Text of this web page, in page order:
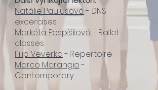
Natálie Paulusová- DNS
excercises
Markéta Pospíšilová - Ballet
classes
Filip Veverka- Repertoire
Marco Marangio-
Contemporary